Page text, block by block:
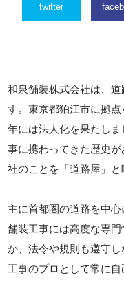
twitter
和泉舗装株式会社は、
す。東京都狛江市に拠
年には法人化を果たし
事に携わってきた歴史
社のことを「道路屋」と
主に首都圏の道路を中
舗装工事には高度な専
か、法令や規則も遵守
工事のプロとして常に